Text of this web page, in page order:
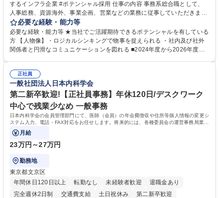
するインフラ企業 #ポテンシャル採用 仕事の内容 事務系総合職として、
人事総務、資源海外、事業企画、営業などの業務に従事していただきま
す。 【業務内容の一例】■所属事業部の勤労業務 ■海外に関係する各種業
務 ■営業部門の企画スタッフ、ルート営業 【キャリアパス】入社後の配属
ポジションで一定期間ご活躍頂いた後、本人の適性及び将来のキャリアを
鑑みてジョブローテーションを行います。 【育成】OJTでの現場育成や研
表するインフラ企業 #ポテンシャル採用
必要な経験・能力等
必要な経験・能力等 ★当社でご活躍期待できるポテンシャルを有している
方 【人物像】・ロジカルシンキングで物事を捉えられる ・社内及び社外
関係者と円滑なコミュニケーションを図れる ■2024年度から2026年度ま
72.html ■エネルギーセキュリティの不安定化や気候変動による自然災害の
甚大化など、これまで以上に社会課題解決の重要性が高まっています。
「未来の日常」の創造に向けて持続可能な社会の実現に貢献してまいりま
す。 学歴・資格 学歴：大学院 大学 語学力： 資格：
正社員
一般社団法人日本内科学会
第二新卒歓迎!【正社員事務】年休120日/デスクワーク
中心で残業少なめ 一般事務
日本内科学会の会員管理部門にて、医師（会員）の年会費徴収や住所等個人情報の変更シ
ステム入力、電話・FAX対応をお任せします。将来的には、各種委員会の運営事務局業務
などにも幅広く携わっていただきます。
月給
23万円～27万円
勤務地
東京都文京区
年間休日120日以上
転勤なし 未経験者歓迎
退職金あり
完全週休2日制
交通費支給 土日祝休み 第二新卒歓迎